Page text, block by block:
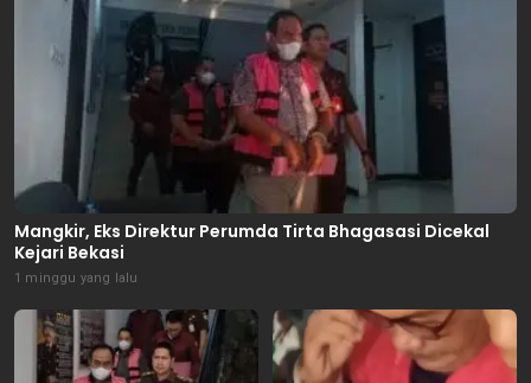
Mangkir, Eks Direktur Perumda Tirta Bhagasasi Dicekal
Kejari Bekasi
1 minggu yang lalu